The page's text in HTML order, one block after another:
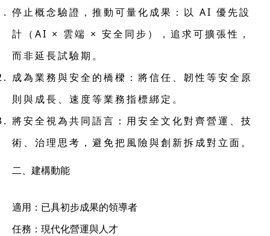
停止概念驗證，推動可量化成果 ：以 AI 優先設
計（AI × 雲端 × 安全同步），追求可擴張性，
而非延長試驗期。
成為業務與安全的橋樑 ：將信任、韌性等安全原
則與成長、速度等業務指標綁定。
將安全視為共同語言 ：用安全文化對齊營運、技
術、治理思考，避免把風險與創新拆成對立面。
二、建構動能
適用：已具初步成果的領導者
任務：現代化營運與人才